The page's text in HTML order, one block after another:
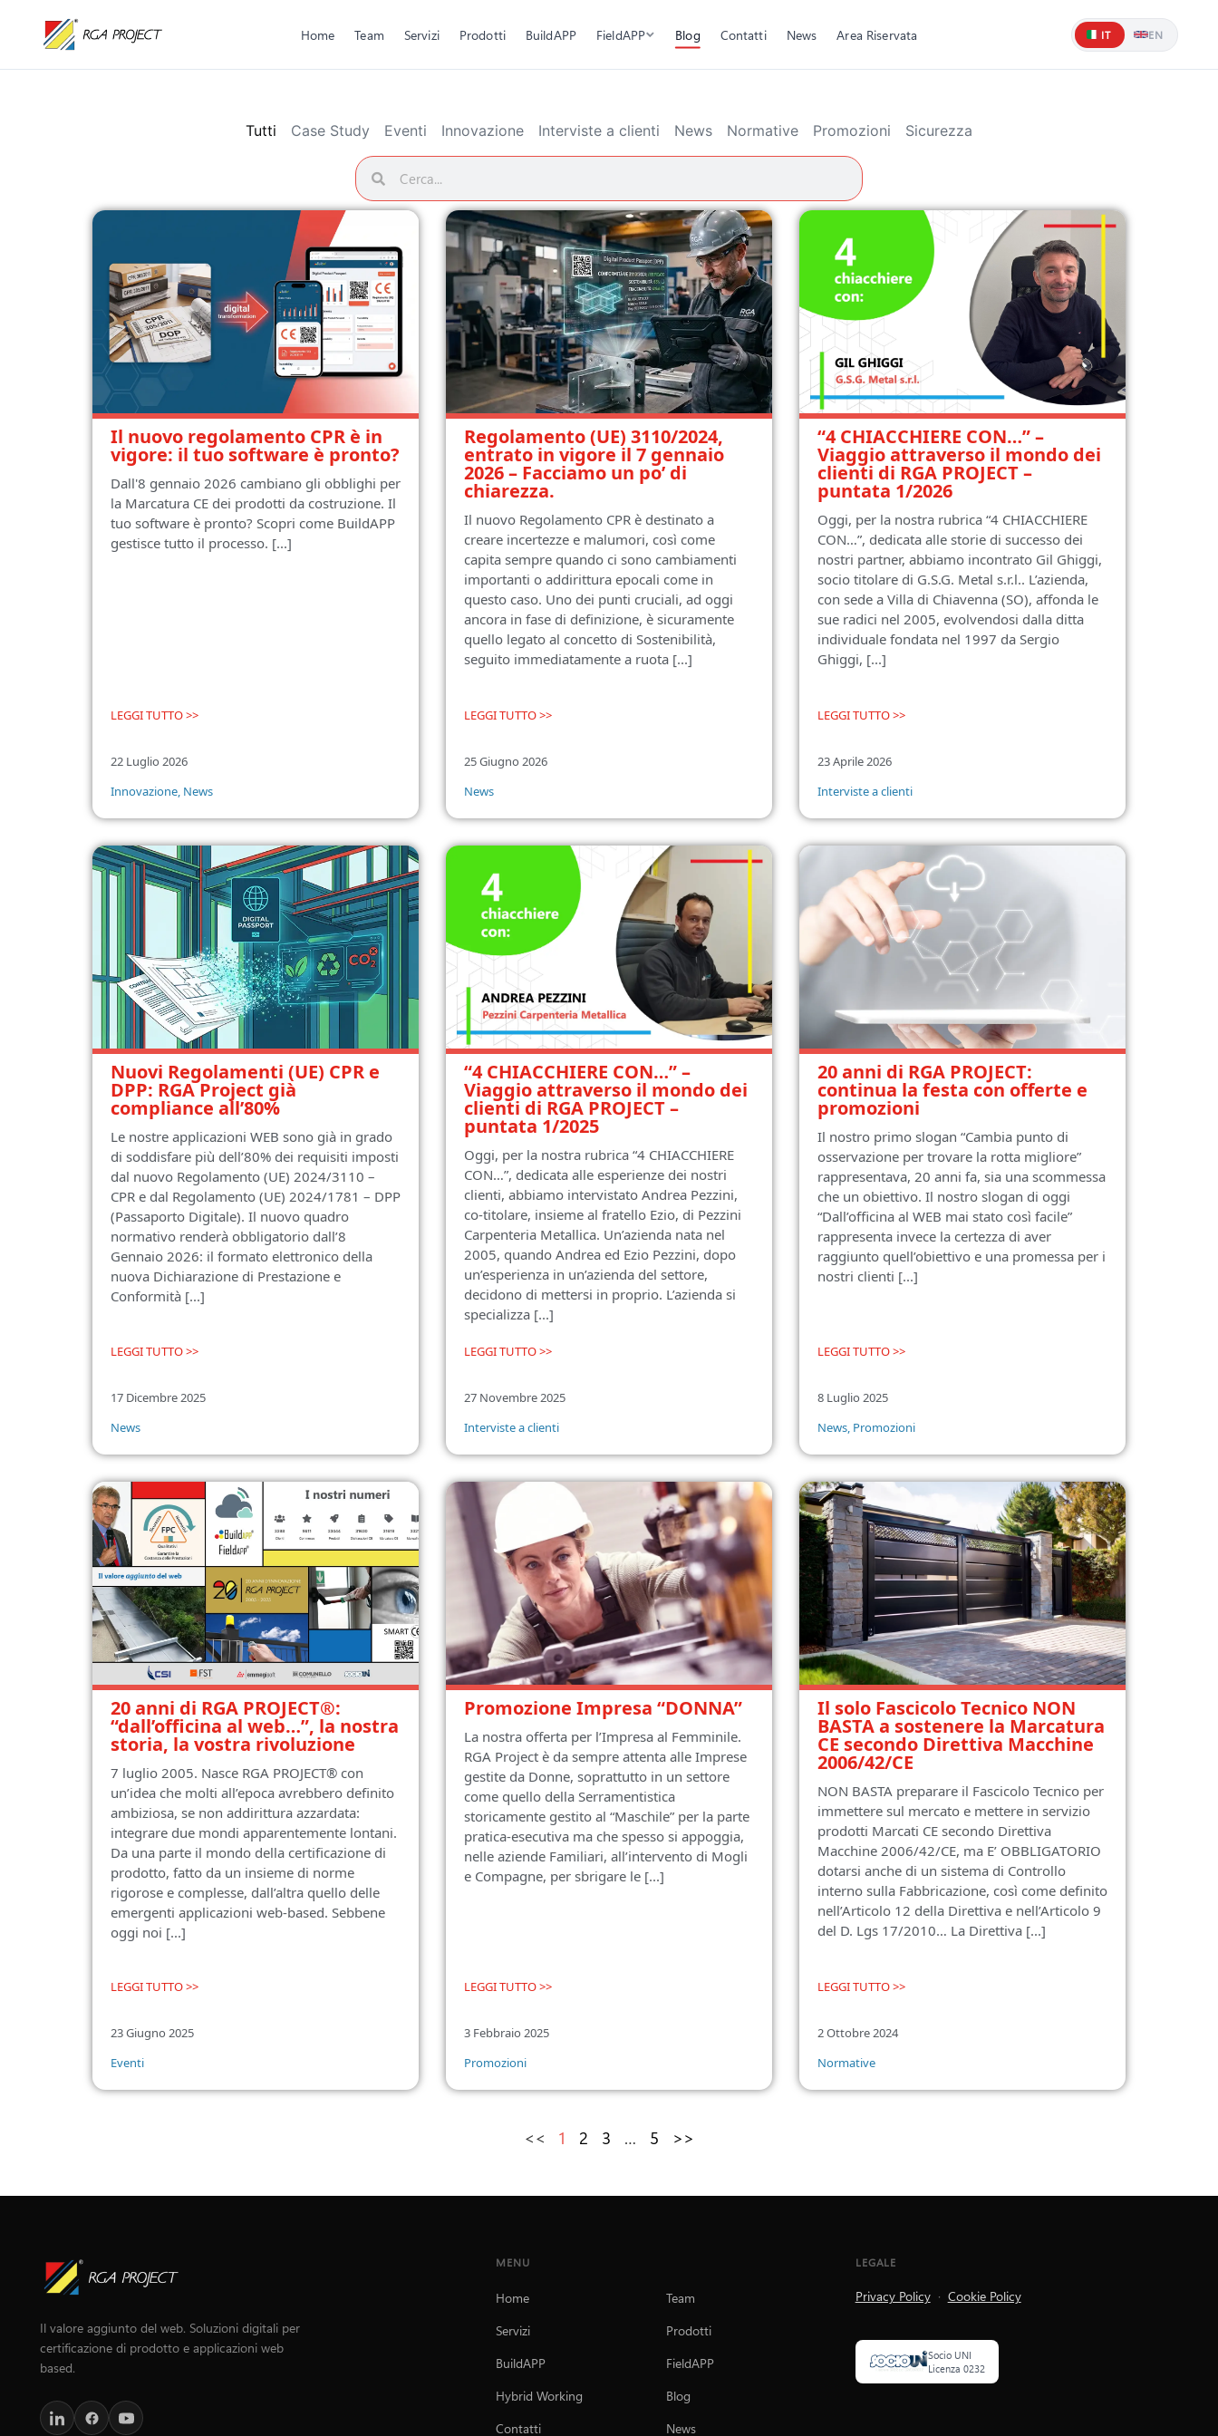
Home Team Servizi Prodotti BuildAPP FieldAPP Blog Contatti News Area Riservata IT EN
Case Study Eventi Innovazione Interviste a clienti News Normative Promozioni Sicurezza
Tutti
Il nuovo regolamento CPR è in
vigore: il tuo software è pronto?
Dall'8 gennaio 2026 cambiano gli obblighi per
la Marcatura CE dei prodotti da costruzione. Il
tuo software è pronto? Scopri come BuildAPP
gestisce tutto il processo. [...]
LEGGI TUTTO >>
22 Luglio 2026
Innovazione, News
Regolamento (UE) 3110/2024,
entrato in vigore il 7 gennaio
2026 – Facciamo un po’ di
chiarezza.
Il nuovo Regolamento CPR è destinato a
creare incertezze e malumori, così come
capita sempre quando ci sono cambiamenti
importanti o addirittura epocali come in
questo caso. Uno dei punti cruciali, ad oggi
ancora in fase di definizione, è sicuramente
quello legato al concetto di Sostenibilità,
seguito immediatamente a ruota [...]
LEGGI TUTTO >>
25 Giugno 2026
News
“4 CHIACCHIERE CON…” –
Viaggio attraverso il mondo dei
clienti di RGA PROJECT –
puntata 1/2026
Oggi, per la nostra rubrica “4 CHIACCHIERE
CON…”, dedicata alle storie di successo dei
nostri partner, abbiamo incontrato Gil Ghiggi,
socio titolare di G.S.G. Metal s.r.l.. L’azienda,
con sede a Villa di Chiavenna (SO), affonda le
sue radici nel 2005, evolvendosi dalla ditta
individuale fondata nel 1997 da Sergio
Ghiggi, [...]
LEGGI TUTTO >>
23 Aprile 2026
Interviste a clienti
Nuovi Regolamenti (UE) CPR e
DPP: RGA Project già
compliance all’80%
Le nostre applicazioni WEB sono già in grado
di soddisfare più dell’80% dei requisiti imposti
dal nuovo Regolamento (UE) 2024/3110 –
CPR e dal Regolamento (UE) 2024/1781 – DPP
(Passaporto Digitale). Il nuovo quadro
normativo renderà obbligatorio dall’8
Gennaio 2026: il formato elettronico della
nuova Dichiarazione di Prestazione e
Conformità [...]
LEGGI TUTTO >>
17 Dicembre 2025
News
“4 CHIACCHIERE CON…” –
Viaggio attraverso il mondo dei
clienti di RGA PROJECT –
puntata 1/2025
Oggi, per la nostra rubrica “4 CHIACCHIERE
CON…”, dedicata alle esperienze dei nostri
clienti, abbiamo intervistato Andrea Pezzini,
co-titolare, insieme al fratello Ezio, di Pezzini
Carpenteria Metallica. Un’azienda nata nel
2005, quando Andrea ed Ezio Pezzini, dopo
un’esperienza in un’azienda del settore,
decidono di mettersi in proprio. L’azienda si
specializza [...]
LEGGI TUTTO >>
27 Novembre 2025
Interviste a clienti
20 anni di RGA PROJECT:
continua la festa con offerte e
promozioni
Il nostro primo slogan “Cambia punto di
osservazione per trovare la rotta migliore”
rappresentava, 20 anni fa, sia una scommessa
che un obiettivo. Il nostro slogan di oggi
“Dall’officina al WEB mai stato così facile”
rappresenta invece la certezza di aver
raggiunto quell’obiettivo e una promessa per i
nostri clienti [...]
LEGGI TUTTO >>
8 Luglio 2025
News, Promozioni
20 anni di RGA PROJECT®:
“dall’officina al web…”, la nostra
storia, la vostra rivoluzione
7 luglio 2005. Nasce RGA PROJECT® con
un’idea che molti all’epoca avrebbero definito
ambiziosa, se non addirittura azzardata:
integrare due mondi apparentemente lontani.
Da una parte il mondo della certificazione di
prodotto, fatto da un insieme di norme
rigorose e complesse, dall’altra quello delle
emergenti applicazioni web-based. Sebbene
oggi noi [...]
LEGGI TUTTO >>
23 Giugno 2025
Eventi
Promozione Impresa “DONNA”
La nostra offerta per l’Impresa al Femminile.
RGA Project è da sempre attenta alle Imprese
gestite da Donne, soprattutto in un settore
come quello della Serramentistica
storicamente gestito al “Maschile” per la parte
pratica-esecutiva ma che spesso si appoggia,
nelle aziende Familiari, all’intervento di Mogli
e Compagne, per sbrigare le [...]
LEGGI TUTTO >>
3 Febbraio 2025
Promozioni
Il solo Fascicolo Tecnico NON
BASTA a sostenere la Marcatura
CE secondo Direttiva Macchine
2006/42/CE
NON BASTA preparare il Fascicolo Tecnico per
immettere sul mercato e mettere in servizio
prodotti Marcati CE secondo Direttiva
Macchine 2006/42/CE, ma E’ OBBLIGATORIO
dotarsi anche di un sistema di Controllo
interno sulla Fabbricazione, così come definito
nell’Articolo 12 della Direttiva e nell’Articolo 9
del D. Lgs 17/2010… La Direttiva [...]
LEGGI TUTTO >>
2 Ottobre 2024
Normative
<< 1 2 3 … 5 >>
Il valore aggiunto del web. Soluzioni digitali per
certificazione di prodotto e applicazioni web
based.
MENU
Home
Team
Servizi
Prodotti
BuildAPP
FieldAPP
Hybrid Working
Blog
Contatti
News
LEGALE
Privacy Policy· Cookie Policy
Socio UNI
Licenza 0232